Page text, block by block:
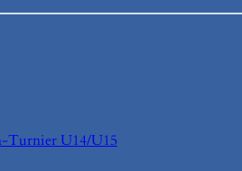
Turnier U14/U15